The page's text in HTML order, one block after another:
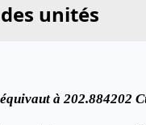
unités
à 202.884202